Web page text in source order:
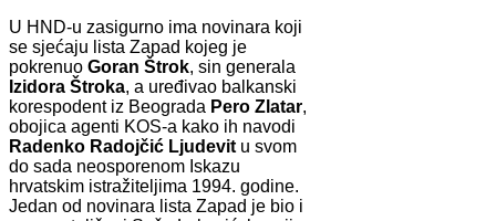
U HND-u zasigurno ima novinara koji
se sjećaju lista Zapad kojeg je
pokrenuo Goran Štrok, sin generala
Izidora Štroka, a uređivao balkanski
korespodent iz Beograda Pero Zlatar,
obojica agenti KOS-a kako ih navodi
Radenko Radojčić Ljudevit u svom
do sada neosporenom Iskazu
hrvatskim istražiteljima 1994. godine.
Jedan od novinara lista Zapad je bio i